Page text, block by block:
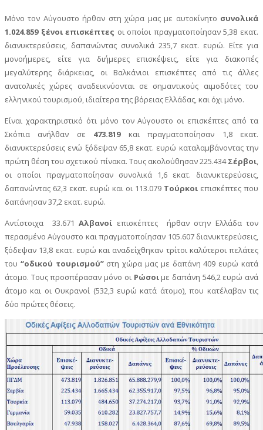
Μόνο τον Αύγουστο ήρθαν στη χώρα μας με αυτοκίνητο συνολικά
1.024.859 ξένοι επισκέπτες οι οποίοι πραγματοποίησαν 5,38 εκατ.
διανυκτερεύσεις, δαπανώντας συνολικά 235,7 εκατ. ευρώ. Είτε για
μονοήμερες, είτε για διήμερες επισκέψεις, είτε για διακοπές
μεγαλύτερης διάρκειας, οι Βαλκάνιοι επισκέπτες από τις άλλες
ανατολικές χώρες αναδεικνύονται σε σημαντικούς αιμοδότες του
ελληνικού τουρισμού, ιδιαίτερα της βόρειας Ελλάδας, και όχι μόνο.
Είναι χαρακτηριστικό ότι μόνο τον Αύγουστο οι επισκέπτες από τα
Σκόπια ανήλθαν σε 473.819και πραγματοποίησαν 1,8 εκατ.
διανυκτερεύσεις ενώ ξόδεψαν 65,8 εκατ. ευρώ καταλαμβάνοντας την
πρώτη θέση του σχετικού πίνακα. Τους ακολούθησαν 225.434Σέρβοι,
οι οποίοι πραγματοποίησαν συνολικά 1,6 εκατ. διανυκτερεύσεις,
δαπανώντας 62,3 εκατ. ευρώ και οι 113.079 Τούρκοι επισκέπτες που
δαπάνησαν 37,2 εκατ. ευρώ.
Αντίστοιχα 33.671Αλβανοί επισκέπτες ήρθαν στην Ελλάδα τον
περασμένο Αύγουστο και πραγματοποίησαν 105.607 διανυκτερεύσεις,
ξόδεψαν 13,8 εκατ. ευρώ και αναδείχθηκαν τρίτοι καλύτεροι πελάτες
του “οδικού τουρισμού”στη χώρα μας με δαπάνη 409 ευρώ κατά
άτομο. Τους προσπέρασαν μόνο οι Ρώσοιμε δαπάνη 546,2 ευρώ ανά
άτομο και οι Ουκρανοί (532,3 ευρώ κατά άτομο), που κατέλαβαν τις
δύο πρώτες θέσεις.